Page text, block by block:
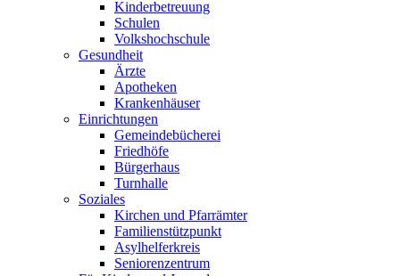
Kinderbetreuung
Schulen
Volkshochschule
Gesundheit
Ärzte
Apotheken
Krankenhäuser
Einrichtungen
Gemeindebücherei
Friedhöfe
Bürgerhaus
Turnhalle
Soziales
Kirchen und Pfarrämter
Familienstützpunkt
Asylhelferkreis
Seniorenzentrum